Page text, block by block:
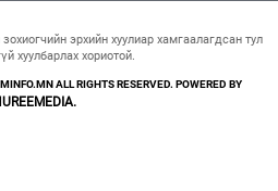
эрхийн хуулиар хамгаалагдсан тул
хуулбарлах хориотой.
ALL RIGHTS RESERVED. POWERED BY